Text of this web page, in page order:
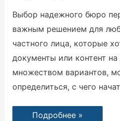
Выбор надежного бюро
важным решением для
частного лица, которые
документы или контент
множеством вариантов,
определиться, с чего
Подробнее »